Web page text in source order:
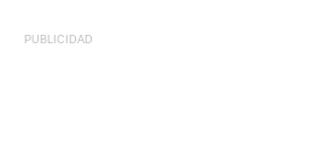
PUBLICIDAD